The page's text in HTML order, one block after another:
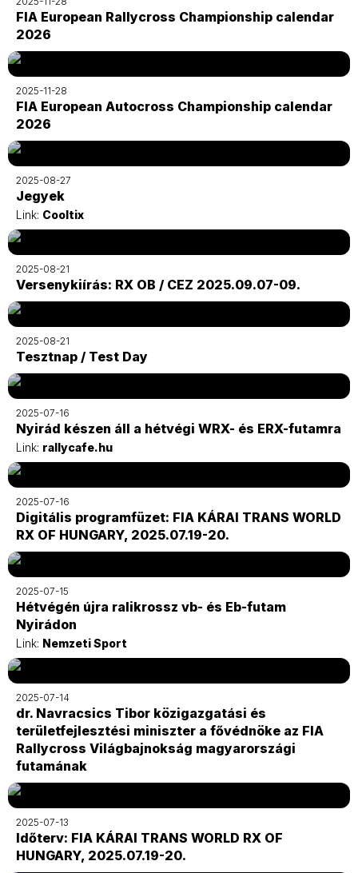
FIA European Rallycross Championship calendar
2026
2025-11-28
FIA European Autocross Championship calendar
2026
2025-08-27
Jegyek
Link: Cooltix
2025-08-21
Versenykiírás: RX OB / CEZ 2025.09.07-09.
2025-08-21
Tesztnap / Test Day
2025-07-16
Nyirád készen áll a hétvégi WRX- és ERX-futamra
Link: rallycafe.hu
2025-07-16
Digitális programfüzet: FIA KÁRAI TRANS WORLD
RX OF HUNGARY, 2025.07.19-20.
2025-07-15
Hétvégén újra ralikrossz vb- és Eb-futam
Nyirádon
Link: Nemzeti Sport
2025-07-14
dr. Navracsics Tibor közigazgatási és
területfejlesztési miniszter a fővédnöke az FIA
Rallycross Világbajnokság magyarországi
futamának
2025-07-13
Időterv: FIA KÁRAI TRANS WORLD RX OF
HUNGARY, 2025.07.19-20.